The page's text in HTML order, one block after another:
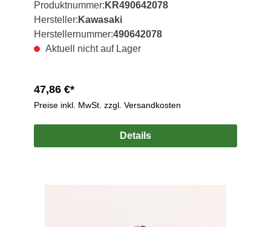
Produktnummer: KR490642078
Hersteller: Kawasaki
Herstellernummer:490642078
Aktuell nicht auf Lager
47,86 €*
Preise inkl. MwSt. zzgl. Versandkosten
Details